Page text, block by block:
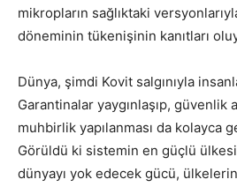
mikropların sağlıktaki
döneminin tükenişinin kanıtları
Dünya, şimdi Kovit salgınıyla
Garantinalar yaygınlaşıp, güvenlik
muhbirlik yapılanması da kolayca
Görüldü ki sistemin en güçlü
dünyayı yok edecek gücü,